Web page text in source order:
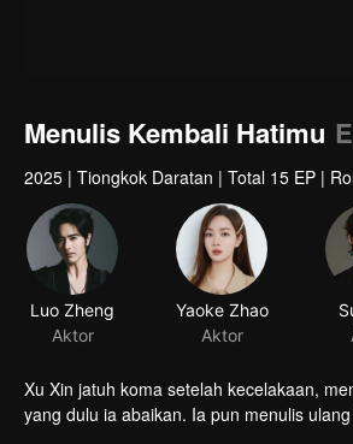
Menulis Kembali Hatimu
2025 | Tiongkok Daratan | Total 15 EP |
Luo Zheng
Aktor
Yaoke Zhao
Aktor
Xu Xin jatuh koma setelah kecelakaan,
yang dulu ia abaikan. Ia pun menulis